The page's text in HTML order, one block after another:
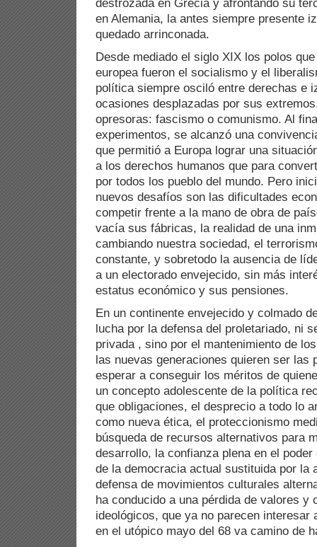
destrozada en Grecia y afrontando su
en Alemania, la antes siempre presente
quedado arrinconada.
Desde mediado el siglo XIX los polos
europea fueron el socialismo y el
política siempre osciló entre derechas e
ocasiones desplazadas por sus
opresoras: fascismo o comunismo. Al
experimentos, se alcanzó una
que permitió a Europa lograr una
a los derechos humanos que para
por todos los pueblo del mundo. Pero
nuevos desafíos son las dificultades
competir frente a la mano de obra de
vacía sus fábricas, la realidad de una
cambiando nuestra sociedad, el
constante, y sobretodo la ausencia de
a un electorado envejecido, sin más
estatus económico y sus pensiones.
En un continente envejecido y colmado
lucha por la defensa del proletariado, ni
privada , sino por el mantenimiento de
las nuevas generaciones quieren ser las
esperar a conseguir los méritos de
un concepto adolescente de la política
que obligaciones, el desprecio a todo lo
como nueva ética, el proteccionismo
búsqueda de recursos alternativos para
desarrollo, la confianza plena en el
de la democracia actual sustituida por la
defensa de movimientos culturales
ha conducido a una pérdida de valores y
ideológicos, que ya no parecen interesar
en el utópico mayo del 68 va camino de